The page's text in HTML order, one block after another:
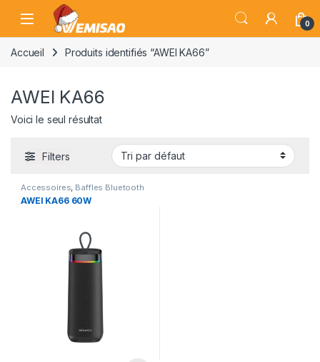
Skip to navigation
Skip to content
Open 0
Accueil Produits identifiés “AWEI KA66”
AWEI KA66
Voici le seul résultat
Filters
Accessoires Baffles Bluetooth
AWEI KA66 60W